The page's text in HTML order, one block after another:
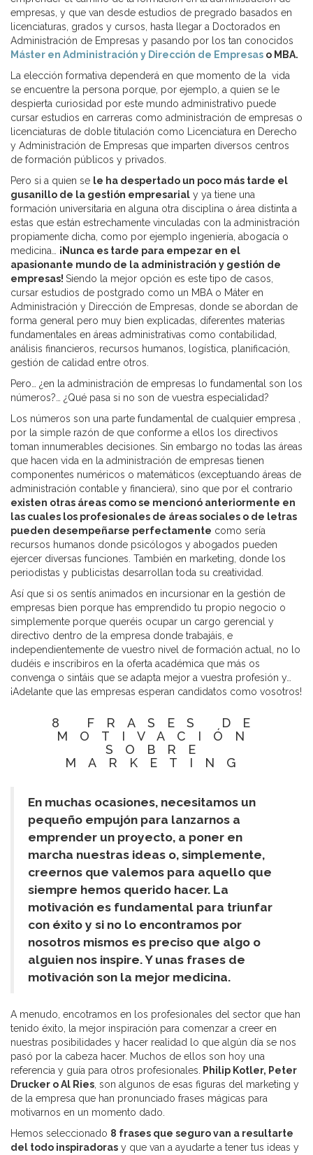
empresas, y que van desde estudios de pregrado basados en
licenciaturas, grados y cursos, hasta llegar a Doctorados en
Administración de Empresas y pasando por los tan conocidos
Máster en Administración y Dirección de Empresas o MBA.
La elección formativa dependerá en que momento de la vida
se encuentre la persona porque, por ejemplo, a quien se le
despierta curiosidad por este mundo administrativo puede
cursar estudios en carreras como administración de empresas o
licenciaturas de doble titulación como Licenciatura en Derecho
y Administración de Empresas que imparten diversos centros
de formación públicos y privados.
Pero si a quien se le ha despertado un poco más tarde el
gusanillo de la gestión empresarial y ya tiene una
formación universitaria en alguna otra disciplina o área distinta a
estas que están estrechamente vinculadas con la administración
propiamente dicha, como por ejemplo ingeniería, abogacía o
medicina… ¡Nunca es tarde para empezar en el
apasionante mundo de la administración y gestión de
empresas! Siendo la mejor opción es este tipo de casos,
cursar estudios de postgrado como un MBA o Máter en
Administración y Dirección de Empresas, donde se abordan de
forma general pero muy bien explicadas, diferentes materias
fundamentales en áreas administrativas como contabilidad,
análisis financieros, recursos humanos, logística, planificación,
gestión de calidad entre otros.
Pero… ¿en la administración de empresas lo fundamental son los
números?… ¿Qué pasa si no son de vuestra especialidad?
Los números son una parte fundamental de cualquier empresa ,
por la simple razón de que conforme a ellos los directivos
toman innumerables decisiones. Sin embargo no todas las áreas
que hacen vida en la administración de empresas tienen
componentes numéricos o matemáticos (exceptuando áreas de
administración contable y financiera), sino que por el contrario
existen otras áreas como se mencionó anteriormente en
las cuales los profesionales de áreas sociales o de letras
pueden desempeñarse perfectamente como sería
recursos humanos donde psicólogos y abogados pueden
ejercer diversas funciones. También en marketing, donde los
periodistas y publicistas desarrollan toda su creatividad.
Así que si os sentís animados en incursionar en la gestión de
empresas bien porque has emprendido tu propio negocio o
simplemente porque queréis ocupar un cargo gerencial y
directivo dentro de la empresa donde trabajáis, e
independientemente de vuestro nivel de formación actual, no lo
dudéis e inscribiros en la oferta académica que más os
convenga o sintáis que se adapta mejor a vuestra profesión y…
¡Adelante que las empresas esperan candidatos como vosotros!
8 FRASES DE
MOTIVACIÓN
SOBRE
MARKETING
En muchas ocasiones, necesitamos un
pequeño empujón para lanzarnos a
emprender un proyecto, a poner en
marcha nuestras ideas o, simplemente,
creernos que valemos para aquello que
siempre hemos querido hacer. La
motivación es fundamental para triunfar
con éxito y si no lo encontramos por
nosotros mismos es preciso que algo o
alguien nos inspire. Y unas frases de
motivación son la mejor medicina.
A menudo, encotramos en los profesionales del sector que han
tenido éxito, la mejor inspiración para comenzar a creer en
nuestras posibilidades y hacer realidad lo que algún día se nos
pasó por la cabeza hacer. Muchos de ellos son hoy una
referencia y guía para otros profesionales.
Philip Kotler, Peter
Drucker o Al Ries , son algunos de esas figuras del marketing y
de la empresa que han pronunciado frases mágicas para
motivarnos en un momento dado.
Hemos seleccionado 8 frases que seguro van a resultarte
del todo inspiradoras y que van a ayudarte a tener tus ideas y